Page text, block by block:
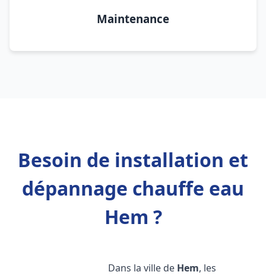
Maintenance
Besoin de installation et
dépannage chauffe eau
Hem ?
Dans la ville de Hem, les